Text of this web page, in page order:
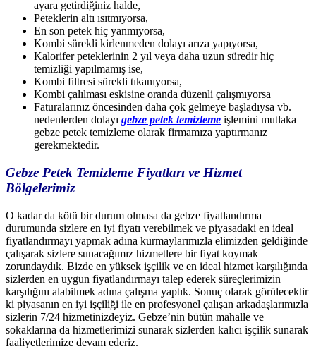
ayara getirdiğiniz halde,
Peteklerin altı ısıtmıyorsa,
En son petek hiç yanmıyorsa,
Kombi sürekli kirlenmeden dolayı arıza yapıyorsa,
Kalorifer peteklerinin 2 yıl veya daha uzun süredir hiç
temizliği yapılmamış ise,
Kombi filtresi sürekli tıkanıyorsa,
Kombi çalılması eskisine oranda düzenli çalışmıyorsa
Faturalarınız öncesinden daha çok gelmeye başladıysa vb.
nedenlerden dolayı gebze petek temizleme işlemini mutlaka
gebze petek temizleme olarak firmamıza yaptırmanız
gerekmektedir.
Gebze Petek Temizleme Fiyatları ve Hizmet
Bölgelerimiz
O kadar da kötü bir durum olmasa da gebze fiyatlandırma
durumunda sizlere en iyi fiyatı verebilmek ve piyasadaki en ideal
fiyatlandırmayı yapmak adına kurmaylarımızla elimizden geldiğinde
çalışarak sizlere sunacağımız hizmetlere bir fiyat koymak
zorundaydık. Bizde en yüksek işçilik ve en ideal hizmet karşılığında
sizlerden en uygun fiyatlandırmayı talep ederek süreçlerimizin
karşılığını alabilmek adına çalışma yaptık. Sonuç olarak görülecektir
ki piyasanın en iyi işçiliği ile en profesyonel çalışan arkadaşlarımızla
sizlerin 7/24 hizmetinizdeyiz. Gebze’nin bütün mahalle ve
sokaklarına da hizmetlerimizi sunarak sizlerden kalıcı işçilik sunarak
faaliyetlerimize devam ederiz.